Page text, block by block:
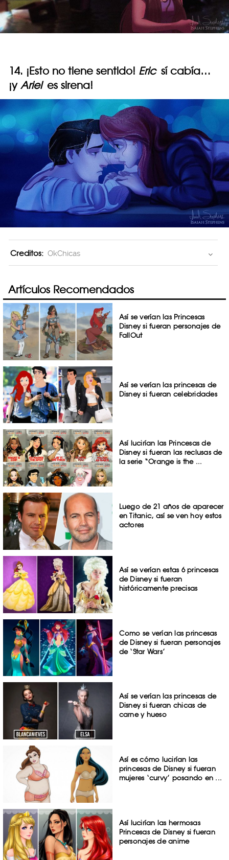
14. ¡Esto no tiene sentido! Eric sí cabía…
¡y Arieles sirena!
Creditos: OkChicas
Artículos Recomendados
Así se verían las Princesas
Disney si fueran personajes de
FallOut
Así se verían las princesas de
Disney si fueran celebridades
Así lucirían las Princesas de
Disney si fueran las reclusas de
la serie “Orange is the ...
Luego de 21 años de aparecer
en Titanic, así se ven hoy estos
actores
Así se verían estas 6 princesas
de Disney si fueran
históricamente precisas
Como se verían las princesas
de Disney si fueran personajes
de ‘Star Wars’
Así se verían las princesas de
Disney si fueran chicas de
carne y hueso
Así es cómo lucirían las
princesas de Disney si fueran
mujeres ‘curvy’ posando en ...
Así lucirían las hermosas
Princesas de Disney si fueran
personajes de anime